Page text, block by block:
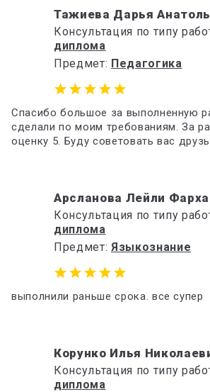
Тажиева Дарья
Консультация по типу
диплома
Предмет: Педагогика
Спасибо большое за выполненную
сделали по моим требованиям. За
оценку 5. Буду советовать вас
Арсланова Лейли
Консультация по типу
диплома
Предмет: Языкознание
выполнили раньше срока. все супер
Корунко Илья
Консультация по типу
диплома